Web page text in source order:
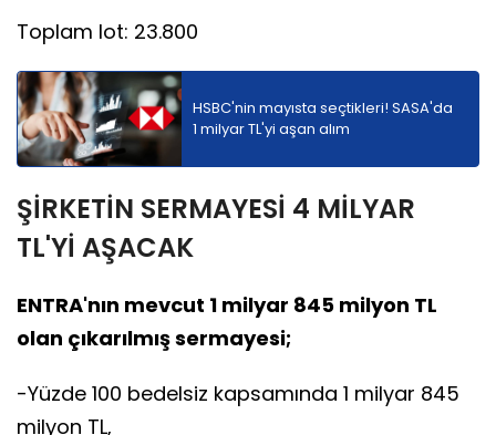
Toplam lot: 23.800
HSBC'nin mayısta seçtikleri! SASA'da
1 milyar TL'yi aşan alım
ŞİRKETİN SERMAYESİ 4 MİLYAR
TL'Yİ AŞACAK
ENTRA'nın mevcut 1 milyar 845 milyon TL
olan çıkarılmış sermayesi;
-Yüzde 100 bedelsiz kapsamında 1 milyar 845
milyon TL,